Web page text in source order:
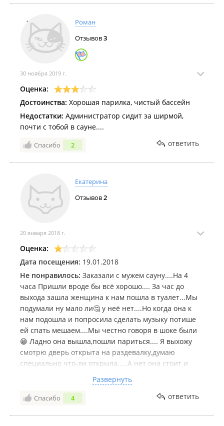
Роман
Отзывов3
30 ноября 2019 г.
Оценка:
Достоинства: Хорошая парилка, чистый бассейн
Недостатки: Администратор сидит за ширмой,
почти с тобой в сауне....
Спасибо 2 ответить
Екатерина
Отзывов2
20 января 2018 г.
Оценка:
Дата посещения: 19.01.2018
Не понравилось: Заказали с мужем сауну....На 4
часа Пришли вроде бы всё хорошо.... За час до
выхода зашла женщина к нам пошла в туалет...Мы
подумали ну мало ли🤔 у неё нет....Но когда она к
нам подошла и попросила сделать музыку потише
ей спать мешаем....Мы честно говоря в шоке были
😁 Ладно она вышла,пошли париться.... Я выхожу
смотрю дверь открыта на раздевалку,думаю
специально что-ли открыла.....А нет она стоит и
без нашего разрешение входить нельзя....А если бы
я была раздетая или мой муж....На что она мне
смотрю.....Я вообще в шоке..... Сколько раз были там
Развернуть
Спасибо 4 ответить